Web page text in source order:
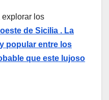
explorar los
de Sicilia . La
popular entre los
que este lujoso